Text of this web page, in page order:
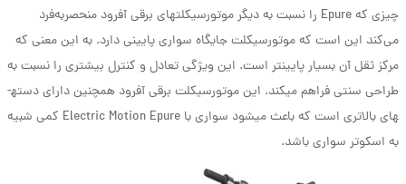
چیزی که Epure را نسبت به دیگر موتورسیکلت­های برقی آفرود منحصربه‌فرد
می‌کند این است که موتورسیکلت جایگاه سواری پایینی دارد. به این معنی که
مرکز ثقل آن بسیار پایین­تر است. این ویژگی تعادل و کنترل بیشتری را نسبت به
طراحی سنتی فراهم می­کند. این موتورسیکلت برقی آفرود همچنین دارای دسته­
های بالاتری است که باعث می­شود سواری با Electric Motion Epure کمی شبیه
به اسکوتر سواری باشد.